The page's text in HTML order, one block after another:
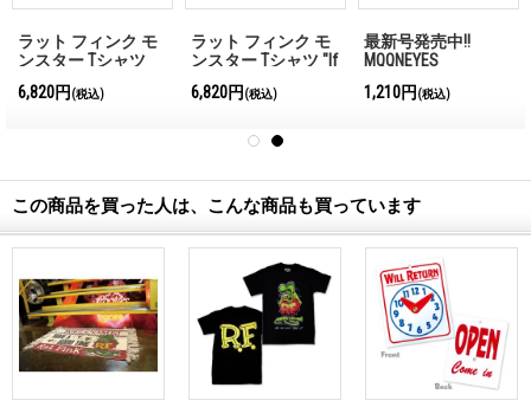
ラット フィンク モ
ンスター Tシャツ
6,820円 (税込)
ラット フィンク モ
ンスター Tシャツ "If
wouldn't understand!"
6,820円 (税込)
最新号発売中!!
MQQNEYES
Magazine No.28 2026
1,210円 (税込)
この商品を買った人は、こんな商品も買っています